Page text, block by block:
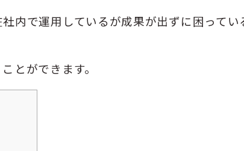
内で運用しているが成果が出ずに困ってい
とができます。